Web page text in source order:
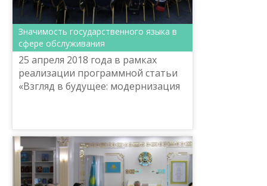
Значимость государственного языка в
сфере обслуживания
25 апреля 2018 года в рамках
реализации программной статьи
«Взгляд в будущее: модернизация